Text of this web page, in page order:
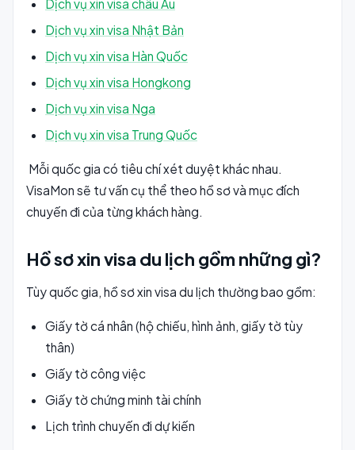
Dịch vụ xin visa châu Âu
Dịch vụ xin visa Nhật Bản
Dịch vụ xin visa Hàn Quốc
Dịch vụ xin visa Hongkong
Dịch vụ xin visa Nga
Dịch vụ xin visa Trung Quốc
Mỗi quốc gia có tiêu chí xét duyệt khác nhau.
VisaMon sẽ tư vấn cụ thể theo hồ sơ và mục đích
chuyến đi của từng khách hàng.
Hồ sơ xin visa du lịch gồm những gì?
Tùy quốc gia, hồ sơ xin visa du lịch thường bao gồm:
Giấy tờ cá nhân (hộ chiếu, hình ảnh, giấy tờ tùy
thân)
Giấy tờ công việc
Giấy tờ chứng minh tài chính
Lịch trình chuyến đi dự kiến